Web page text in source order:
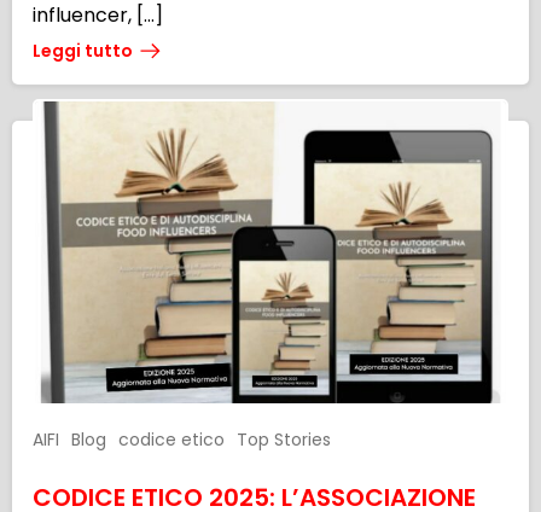
influencer, […]
Leggi tutto
AIFI Blog codice etico Top Stories
CODICE ETICO 2025: L’ASSOCIAZIONE